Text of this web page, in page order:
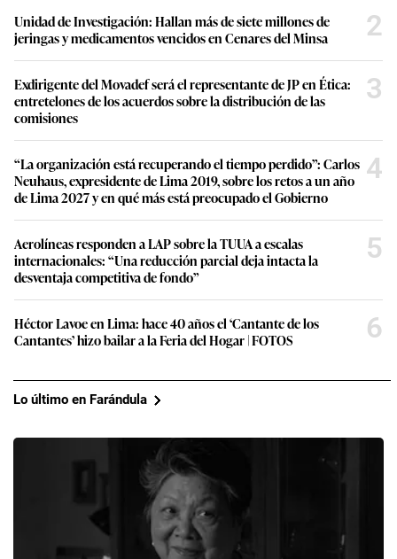
Unidad de Investigación: Hallan más de siete millones de
jeringas y medicamentos vencidos en Cenares del Minsa
2
Exdirigente del Movadef será el representante de JP en Ética:
entretelones de los acuerdos sobre la distribución de las
comisiones
3
“La organización está recuperando el tiempo perdido”: Carlos
Neuhaus, expresidente de Lima 2019, sobre los retos a un año
de Lima 2027 y en qué más está preocupado el Gobierno
4
Aerolíneas responden a LAP sobre la TUUA a escalas
internacionales: “Una reducción parcial deja intacta la
desventaja competitiva de fondo”
5
Héctor Lavoe en Lima: hace 40 años el ‘Cantante de los
Cantantes’ hizo bailar a la Feria del Hogar | FOTOS
6
Lo último en Farándula